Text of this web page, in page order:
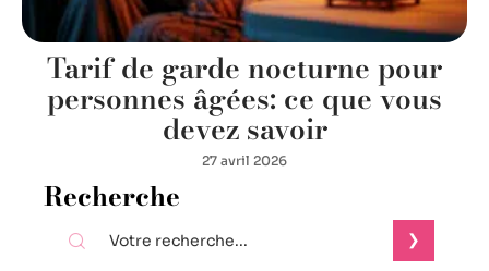
Tarif de garde nocturne pour
personnes âgées: ce que vous
devez savoir
27 avril 2026
Recherche